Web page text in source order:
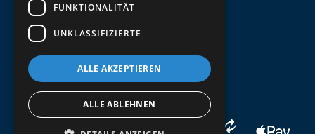
Abschicken
FUNKTIONALITÄT
UNKLASSIFIZIERTE
ALLE AKZEPTIEREN
ALLE ABLEHNEN